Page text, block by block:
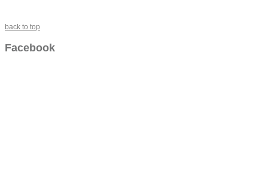
back to top
Facebook